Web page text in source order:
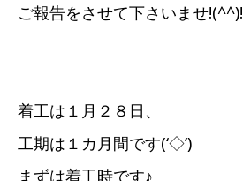
ご報告をさせて下さいませ!(^^)!
着工は１月２８日、
工期は１カ月間です(‘◇’)ゞ
まずは着工時です♪